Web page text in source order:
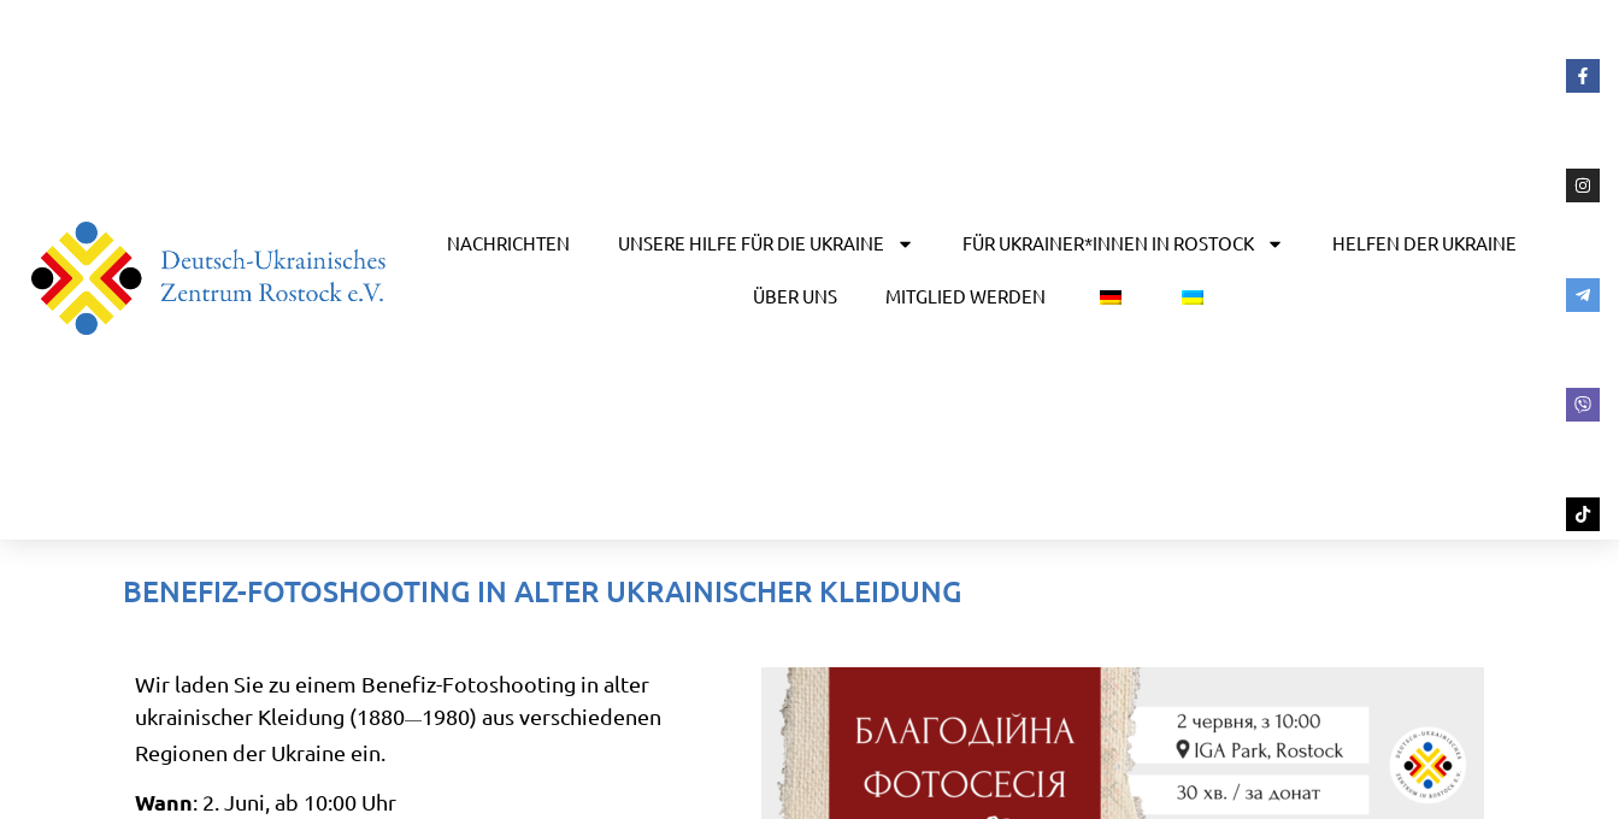
NACHRICHTEN UNSERE HILFE FÜR DIE UKRAINE FÜR UKRAINER*INNEN IN ROSTOCK HELFEN DER UKRAINE
ÜBER UNS MITGLIED WERDEN
BENEFIZ-FOTOSHOOTING IN ALTER UKRAINISCHER KLEIDUNG
Wir laden Sie zu einem Benefiz-Fotoshooting in alter
ukrainischer Kleidung (1880—1980) aus verschiedenen
Regionen der Ukraine ein.
Wann: 2. Juni, ab 10:00 Uhr